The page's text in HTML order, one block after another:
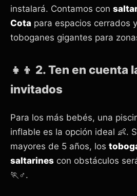
instalará. Contamos con
Cota para espacios cerrados y
toboganes gigantes para
👧👦 2. Ten en cuenta
invitados
Para los más bebés, una
inflable es la opción ideal 👶.
mayores de 5 años, los
saltarines con obstáculos
🏃♂️.